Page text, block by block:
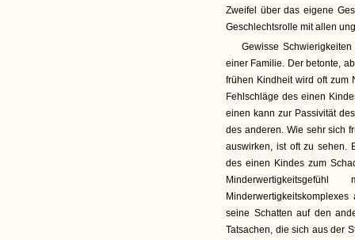
Zweifel über das eigene
Geschlechtsrolle mit allen
Gewisse
einer Familie. Der betonte,
frühen Kindheit wird oft zum
Fehlschläge des einen
einen kann zur Passivität
des anderen. Wie sehr sich
auswirken, ist oft zu sehen.
des einen Kindes zum
seine Schatten auf den
Tatsachen, die sich aus der